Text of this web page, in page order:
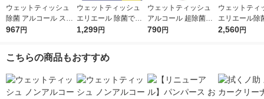
ウェットティッシュ
除菌 アルコール スコ
ッティ ウェットティ
シア
967円
ウェットティッシュ
エリエール 除菌でき
るアルコールタオル
個パック）大王製紙
1,299円
ウェットティッシュ
アルコール 超除菌で
きるアルコールタオル
790円
ウェットティ
エリエール除
ノンアルコー
2,560円
こちらの商品もおすすめ